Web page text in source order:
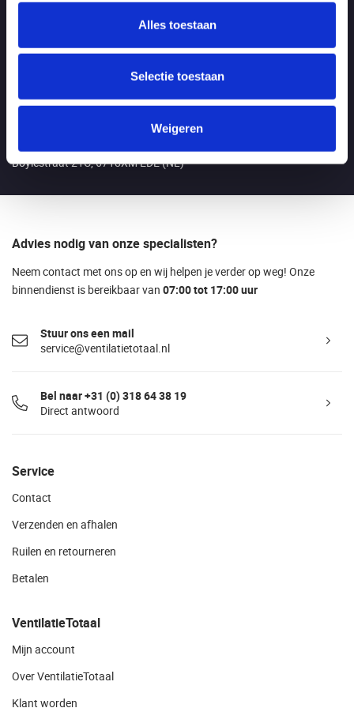
Alles toestaan
Selectie toestaan
Weigeren
Openingstijden
Van 7.00 - 17.00 uur
tussen 7.00 - 16.00!
Boylestraat 21C, 6718XM EDE (NL)
Advies nodig van onze specialisten?
Neem contact met ons op en wij helpen je verder op weg! Onze
binnendienst is bereikbaar van 07:00 tot 17:00 uur
Stuur ons een mail
service@ventilatietotaal.nl
Bel naar +31 (0) 318 64 38 19
Direct antwoord
Service
Contact
Verzenden en afhalen
Ruilen en retourneren
Betalen
VentilatieTotaal
Mijn account
Over VentilatieTotaal
Klant worden